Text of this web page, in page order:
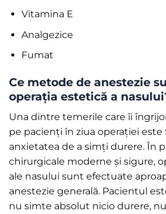
Vitamina E
Analgezice
Fumat
Ce metode de anestezie
operația estetică a
Una dintre temerile care îi
pe pacienți în ziua operației este
anxietatea de a simți durere. În
chirurgicale moderne și sigure,
ale nasului sunt efectuate
anestezie generală. Pacientul
nu simte absolut nicio durere,